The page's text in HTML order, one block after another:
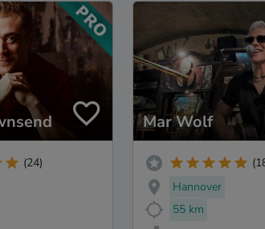
(24)
Mar Wolf
Hannover
55 km